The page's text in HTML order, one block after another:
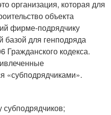
организация, которая для
объекта
фирме-подрядчику
базой для генподряда
Гражданского кодекса.
«субподрядчиками».
субподрядчиков;